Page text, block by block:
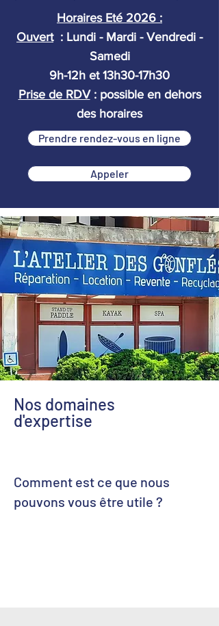
Horaires Eté 2026 :
Ouvert: Lundi - Mardi - Vendredi -
Samedi
9h-12h et 13h30-17h30
Prise de RDV: possible en dehors
des horaires
Prendre rendez-vous en ligne
Appeler
Nos domaines
d'expertise
Comment est ce que nous
pouvons vous être utile ?